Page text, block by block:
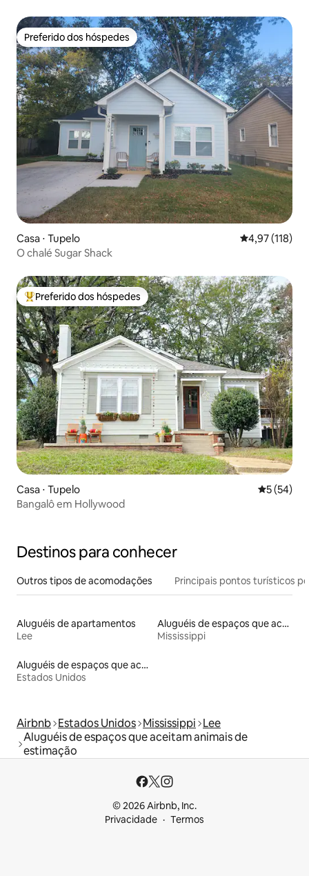
Preferido dos hóspedes
Preferido dos hóspedes
Casa ⋅ Tupelo 4,97 de uma
4,97 (118)
O chalé Sugar Shack
Entre os melhores preferidos dos hóspedes
Preferido dos hóspedes
Casa ⋅ Tupelo 5 de uma
5 (54)
Bangalô em Hollywood
Destinos para conhecer
Outros tipos de acomodações Principais pontos turísticos
Aluguéis de apartamentos
Lee
Aluguéis de espaços que aceitam animais de estimação
Mississippi
Aluguéis de espaços que aceitam animais de estimação
Estados Unidos
Airbnb Estados Unidos Mississippi Lee
Aluguéis de espaços que aceitam animais de
estimação
© 2026 Airbnb, Inc.
Privacidade
Termos